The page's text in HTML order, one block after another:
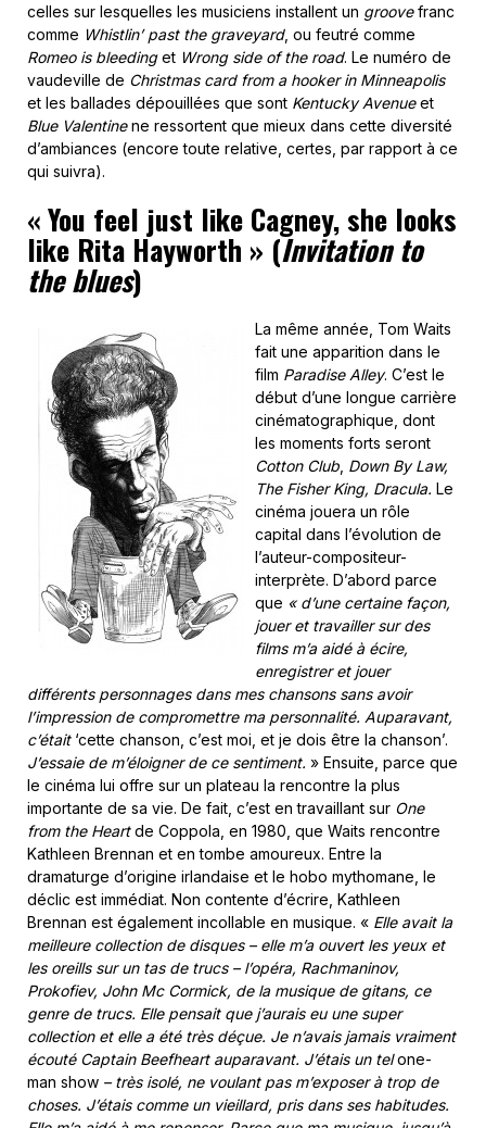
celles sur lesquelles les musiciens installent un groovefranc
comme Whistlin’ past the graveyard, ou feutré comme
Romeo is bleedinget Wrong side of the road. Le numéro de
vaudeville de Christmas card from a hooker in Minneapolis
et les ballades dépouillées que sont Kentucky Avenueet
Blue Valentinene ressortent que mieux dans cette diversité
d’ambiances (encore toute relative, certes, par rapport à ce
qui suivra).
« You feel just like Cagney, she looks
like Rita Hayworth » (Invitation to
the blues)
La même année, Tom Waits
fait une apparition dans le
film Paradise Alley. C’est le
début d’une longue carrière
cinématographique, dont
les moments forts seront
Cotton Club Down By Law,
The Fisher King, Dracula. Le
cinéma jouera un rôle
capital dans l’évolution de
l’auteur-compositeur-
interprète. D’abord parce
que « d’une certaine façon,
jouer et travailler sur des
films m’a aidé à écire,
enregistrer et jouer
différents personnages dans mes chansons sans avoir
l’impression de compromettre ma personnalité. Auparavant,
c’était ‘cette chanson, c’est moi, et je dois être la chanson’.
J’essaie de m’éloigner de ce sentiment. » Ensuite, parce que
le cinéma lui offre sur un plateau la rencontre la plus
importante de sa vie. De fait, c’est en travaillant sur One
from the Heartde Coppola, en 1980, que Waits rencontre
Kathleen Brennan et en tombe amoureux. Entre la
dramaturge d’origine irlandaise et le hobo mythomane, le
déclic est immédiat. Non contente d’écrire, Kathleen
Brennan est également incollable en musique. « Elle avait la
meilleure collection de disques – elle m’a ouvert les yeux et
les oreills sur un tas de trucs – l’opéra, Rachmaninov,
Prokofiev, John Mc Cormick, de la musique de gitans, ce
genre de trucs. Elle pensait que j’aurais eu une super
collection et elle a été très déçue. Je n’avais jamais vraiment
écouté Captain Beefheart auparavant. J’étais un telone-
man show – très isolé, ne voulant pas m’exposer à trop de
choses. J’étais comme un vieillard, pris dans ses habitudes.